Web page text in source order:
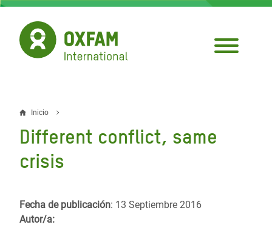
Pasar
contenido
principal
Sobrescribir
enlaces
de
a
Inicio
Different conflict, same
crisis
Fecha de publicación: 13 Septiembre 2016
Autor/a: